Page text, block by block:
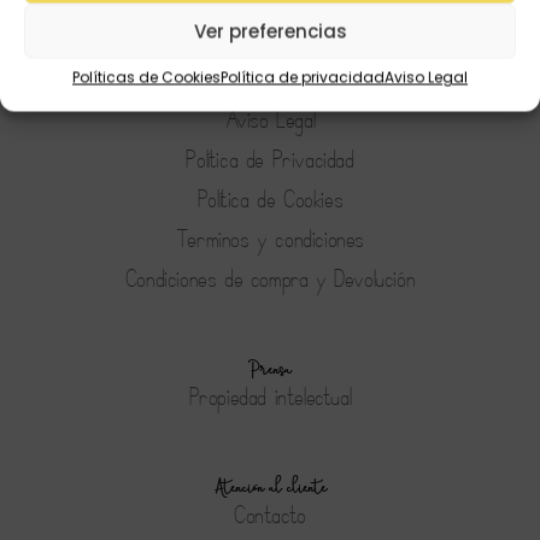
Ver preferencias
Políticas de CookiesPolítica de privacidadAviso Legal
Tienda
Aviso Legal
Política de Privacidad
Política de Cookies
Terminos y condiciones
Condiciones de compra y Devolución
Prensa
Propiedad intelectual
Atención al cliente
Contacto